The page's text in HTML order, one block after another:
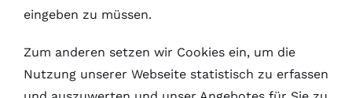
eingeben zu müssen.
Zum anderen setzen wir Cookies ein, um die
Nutzung unserer Webseite statistisch zu erfassen